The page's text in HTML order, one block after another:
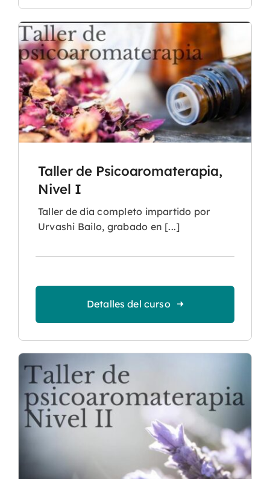
Taller de Psicoaromaterapia,
Nivel I
Taller de día completo impartido por
Urvashi Bailo, grabado en [...]
Detalles del curso